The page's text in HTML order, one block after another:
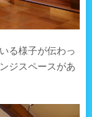
る様子が伝わっ
ジスペースがあ